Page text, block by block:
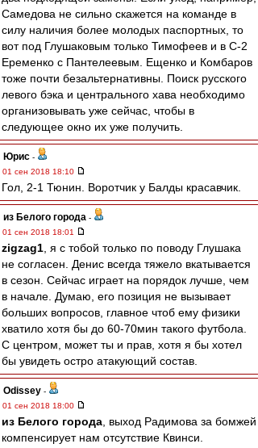
Самедова не сильно скажется на команде в
силу наличия более молодых паспортных, то
вот под Глушаковым только Тимофеев и в С-2
Еременко с Пантелеевым. Ещенко и Комбаров
тоже почти безальтернативны. Поиск русского
левого бэка и центрального хава необходимо
организовывать уже сейчас, чтобы в
следующее окно их уже получить.
Юрис -
01 сен 2018 18:10
Гол, 2-1 Тюнин. Воротчик у Балды красавчик.
из Белого города -
01 сен 2018 18:01
zigzag1 , я с тобой только по поводу Глушака
не согласен. Денис всегда тяжело вкатывается
в сезон. Сейчас играет на порядок лучше, чем
в начале. Думаю, его позиция не вызывает
больших вопросов, главное чтоб ему физики
хватило хотя бы до 60-70мин такого футбола.
С центром, может ты и прав, хотя я бы хотел
бы увидеть остро атакующий состав.
Odissey -
01 сен 2018 18:00
из Белого города , выход Радимова за бомжей
компенсирует нам отсутствие Квинси.